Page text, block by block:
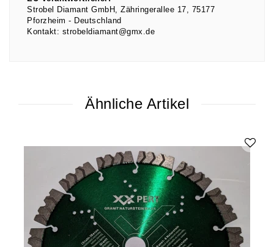
Strobel Diamant GmbH
Zähringerallee 17
75177
Pforzheim
Deutschland
Kontakt: strobeldiamant@gmx.de
Ähnliche Artikel